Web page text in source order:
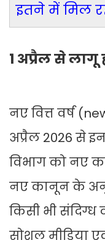
इतने में मिल
1 अप्रैल से
नए वित्त वर्ष
अप्रैल 2026 से
विभाग को नए
नए कानून के
किसी भी
सोशल मीडिया